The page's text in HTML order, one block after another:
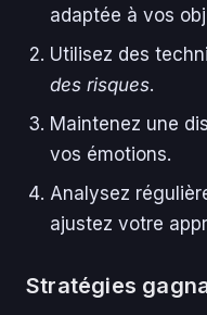
adaptée à vos
Utilisez des
des risques.
Maintenez une
vos émotions.
Analysez
ajustez votre
Stratégies